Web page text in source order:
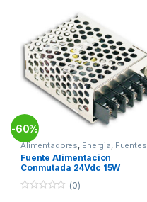
-60%
Alimentadores Energia Fuentes
Alimentación
Fuente Alimentacion
Conmutada 24Vdc 15W
0,625A Rejilla MW RS-15-24
(0)